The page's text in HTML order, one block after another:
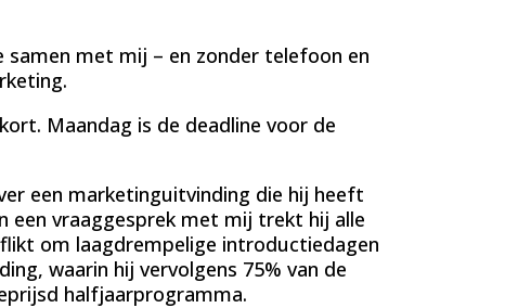
met mij – en zonder telefoon en
Maandag is de deadline voor de
een marketinguitvinding die hij heeft
een vraaggesprek met mij trekt hij alle
om laagdrempelige introductiedagen
waarin hij vervolgens 75% van de
halfjaarprogramma.